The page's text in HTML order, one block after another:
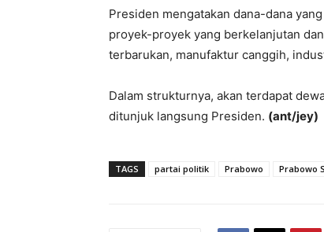
Presiden mengatakan dana-dana
proyek-proyek yang berkelanjutan
terbarukan, manufaktur canggih,
Dalam strukturnya, akan terdapat
ditunjuk langsung Presiden. (ant/jey)
TAGS partai politik Prabowo Prabowo